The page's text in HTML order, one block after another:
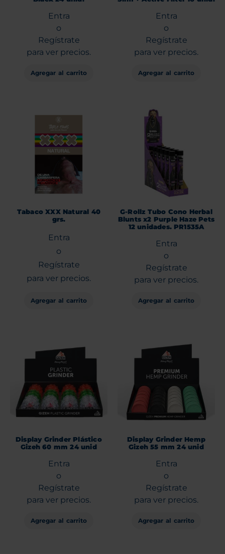
Entra
o
Regístrate
para ver precios.
Agregar al carrito
Entra
o
Regístrate
para ver precios.
Agregar al carrito
Tabaco XXX Natural 40
grs.
Entra
o
Regístrate
para ver precios.
Agregar al carrito
G-Rollz Tubo Cono Herbal
Blunts x2 Purple Haze Pets
12 unidades. PR1535A
Entra
o
Regístrate
para ver precios.
Agregar al carrito
Display Grinder Plástico
Gizeh 60 mm 24 unid
Entra
o
Regístrate
para ver precios.
Agregar al carrito
Display Grinder Hemp
Gizeh 55 mm 24 unid
Entra
o
Regístrate
para ver precios.
Agregar al carrito